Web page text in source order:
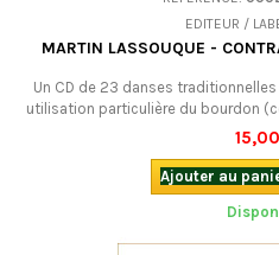
EDITEUR /
MARTIN LASSOUQUE -
Un CD de 23 danses
utilisation particulière du bourdon
faille. A écouter
Ajouter au